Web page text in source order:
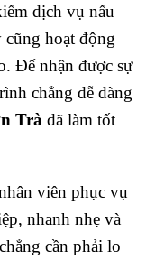
dịch vụ nấu
hoạt động
Để nhận được sự
chẳng dễ dàng
Trà đã làm tốt
viên phục vụ
nhanh nhẹ và
cần phải lo